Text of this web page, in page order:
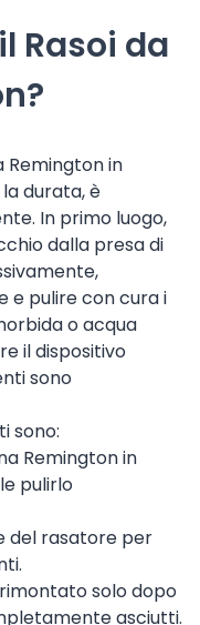
Rasoi da
Remington in
durata, è
In primo luogo,
dalla presa di
e pulire con cura i
o acqua
il dispositivo
sono
sono:
Remington in
pulirlo
del rasatore per
solo dopo
asciutti.